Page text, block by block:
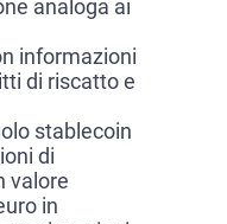
analoga ai
informazioni
di riscatto e
stablecoin
di
valore
in